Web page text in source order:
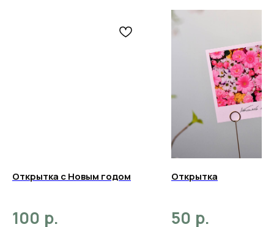
Открытка с Новым годом
100 р.
Открытка
50 р.